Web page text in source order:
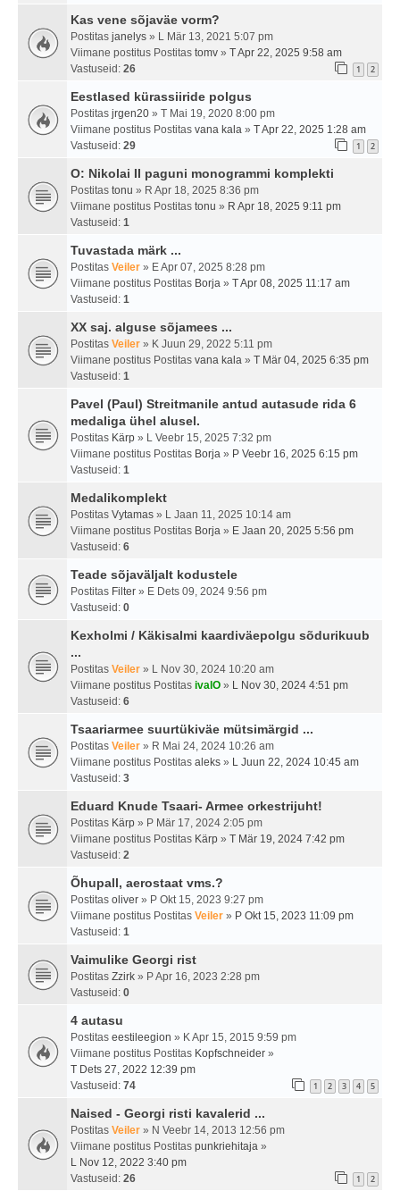
Kas vene sõjaväe vorm?
Postitas janelys » L Mär 13, 2021 5:07 pm
Viimane postitus Postitas tomv » T Apr 22, 2025 9:58 am
Vastuseid: 26 1 2
Eestlased kürassiiride polgus
Postitas jrgen20 » T Mai 19, 2020 8:00 pm
Viimane postitus Postitas vana kala » T Apr 22, 2025 1:28 am
Vastuseid: 29 1 2
O: Nikolai II paguni monogrammi komplekti
Postitas tonu » R Apr 18, 2025 8:36 pm
Viimane postitus Postitas tonu » R Apr 18, 2025 9:11 pm
Vastuseid: 1
Tuvastada märk ...
Postitas Veiler » E Apr 07, 2025 8:28 pm
Viimane postitus Postitas Borja » T Apr 08, 2025 11:17 am
Vastuseid: 1
XX saj. alguse sõjamees ...
Postitas Veiler » K Juun 29, 2022 5:11 pm
Viimane postitus Postitas vana kala » T Mär 04, 2025 6:35 pm
Vastuseid: 1
Pavel (Paul) Streitmanile antud autasude rida 6
medaliga ühel alusel.
Postitas Kärp » L Veebr 15, 2025 7:32 pm
Viimane postitus Postitas Borja » P Veebr 16, 2025 6:15 pm
Vastuseid: 1
Medalikomplekt
Postitas Vytamas » L Jaan 11, 2025 10:14 am
Viimane postitus Postitas Borja » E Jaan 20, 2025 5:56 pm
Vastuseid: 6
Teade sõjaväljalt kodustele
Postitas Filter » E Dets 09, 2024 9:56 pm
Vastuseid: 0
Kexholmi / Käkisalmi kaardiväepolgu sõdurikuub
...
Postitas Veiler » L Nov 30, 2024 10:20 am
Viimane postitus Postitas ivalO » L Nov 30, 2024 4:51 pm
Vastuseid: 6
Tsaariarmee suurtükiväe mütsimärgid ...
Postitas Veiler » R Mai 24, 2024 10:26 am
Viimane postitus Postitas aleks » L Juun 22, 2024 10:45 am
Vastuseid: 3
Eduard Knude Tsaari- Armee orkestrijuht!
Postitas Kärp » P Mär 17, 2024 2:05 pm
Viimane postitus Postitas Kärp » T Mär 19, 2024 7:42 pm
Vastuseid: 2
Õhupall, aerostaat vms.?
Postitas oliver » P Okt 15, 2023 9:27 pm
Viimane postitus Postitas Veiler » P Okt 15, 2023 11:09 pm
Vastuseid: 1
Vaimulike Georgi rist
Postitas Zzirk » P Apr 16, 2023 2:28 pm
Vastuseid: 0
4 autasu
Postitas eestileegion » K Apr 15, 2015 9:59 pm
Viimane postitus Postitas Kopfschneider »
T Dets 27, 2022 12:39 pm
Vastuseid: 74 1 2 3 4 5
Naised - Georgi risti kavalerid ...
Postitas Veiler » N Veebr 14, 2013 12:56 pm
Viimane postitus Postitas punkriehitaja »
L Nov 12, 2022 3:40 pm
Vastuseid: 26 1 2